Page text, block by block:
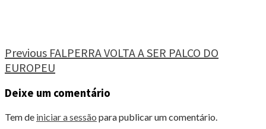
Continue
Reading
Previous FALPERRA VOLTA A SER PALCO DO
EUROPEU
Deixe um comentário
Tem de iniciar a sessão para publicar um comentário.